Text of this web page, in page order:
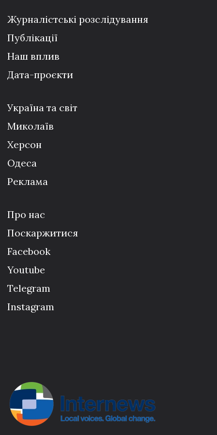
Журналістські розслідування
Публікації
Наш вплив
Дата-проєкти
Україна та світ
Миколаїв
Херсон
Одеса
Реклама
Про нас
Поскаржитися
Facebook
Youtube
Telegram
Instagram